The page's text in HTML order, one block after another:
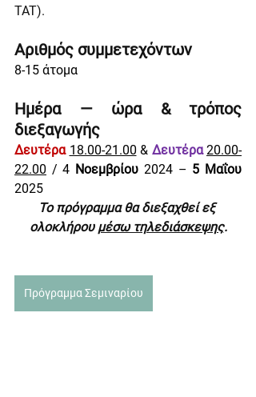
TAT).
Αριθμός συμμετεχόντων
8-15 άτομα
Ημέρα — ώρα & τρόπος
διεξαγωγής
Δευτέρα 18.00-21.00 & Δευτέρα 20.00-
22.00 / 4 Νοεμβρίου 2024 –
2025
Το πρόγραμμα θα διεξαχθεί εξ
ολοκλήρου μέσω τηλεδιάσκεψης.
Πρόγραμμα Σεμιναρίου